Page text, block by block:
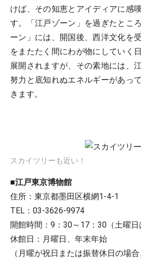
けば、その知恵とアイディアに感
す。「江戸ゾーン」を過ぎたとこ
ーン」には、開国後、西洋文化を
をまたたく間にわが物にしていく
展開されますが、その素地には、
努力と底知れぬエネルギーがあっ
きます。
スカイツリーも近い！
■江戸東京博物館
住所：東京都墨田区横網1-4-1
TEL：03-3626-9974
開館時間：9：30～17：30（土曜日
休館日：月曜日、年末年始
（月曜が祝日または振替休日の場合